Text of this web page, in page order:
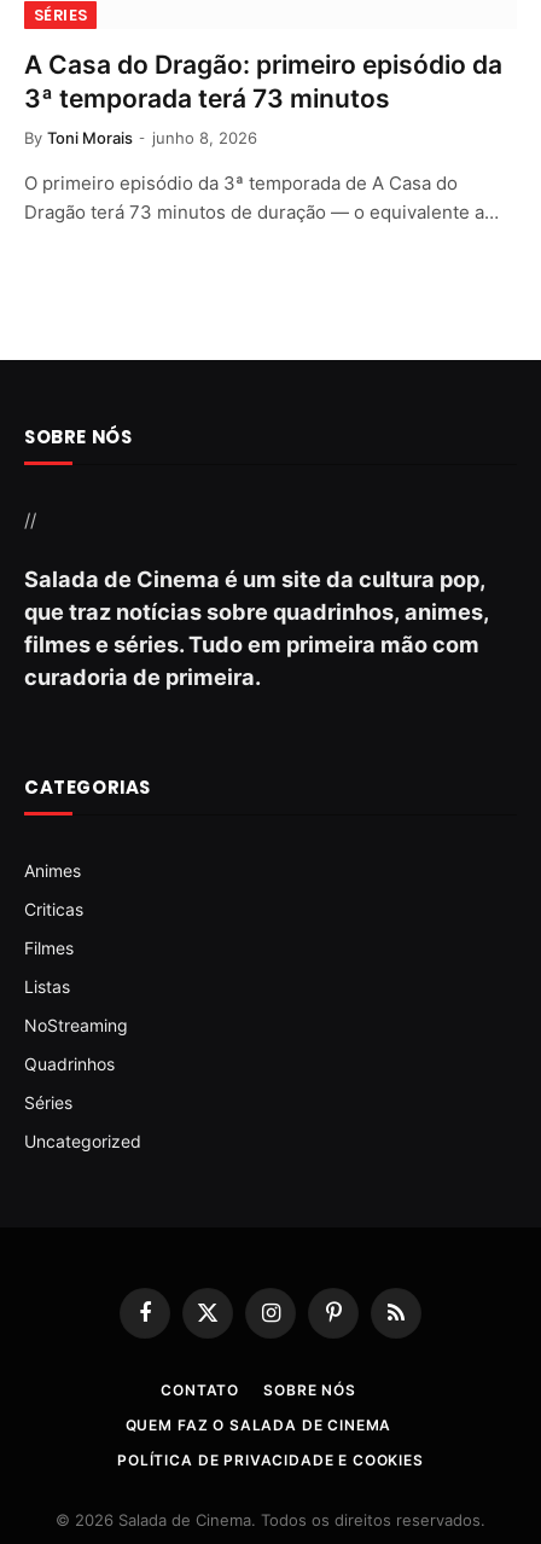
SÉRIES
A Casa do Dragão: primeiro episódio da
3ª temporada terá 73 minutos
By Toni Morais junho 8, 2026
O primeiro episódio da 3ª temporada de A Casa do
Dragão terá 73 minutos de duração — o equivalente a…
SOBRE NÓS
//
Salada de Cinema é um site da cultura pop,
que traz notícias sobre quadrinhos, animes,
filmes e séries. Tudo em primeira mão com
curadoria de primeira.
CATEGORIAS
Animes
Criticas
Filmes
Listas
NoStreaming
Quadrinhos
Séries
Uncategorized
Facebook
X
(Twitter)
InstagramPinterestRSS
CONTATO
SOBRE NÓS
QUEM FAZ O SALADA DE CINEMA
POLÍTICA DE PRIVACIDADE E COOKIES
© 2026 Salada de Cinema. Todos os direitos reservados.